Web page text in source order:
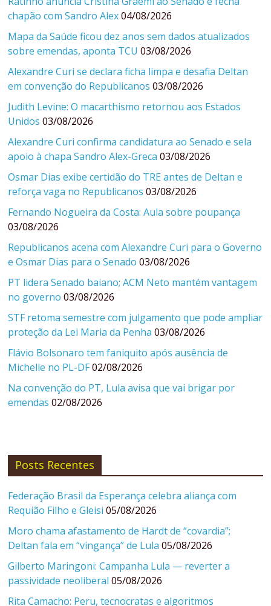
chapão com Sandro Alex 04/08/2026
Mapa da Saúde ficou dez anos sem dados atualizados
sobre emendas, aponta TCU 03/08/2026
Alexandre Curi se declara ficha limpa e desafia Deltan
em convenção do Republicanos 03/08/2026
Judith Levine: O macarthismo retornou aos Estados
Unidos 03/08/2026
Alexandre Curi confirma candidatura ao Senado e sela
apoio à chapa Sandro Alex-Greca 03/08/2026
Osmar Dias exibe certidão do TRE antes de Deltan e
reforça vaga no Republicanos 03/08/2026
Fernando Nogueira da Costa: Aula sobre poupança
03/08/2026
Republicanos acena com Alexandre Curi para o Governo
e Osmar Dias para o Senado 03/08/2026
PT lidera Senado baiano; ACM Neto mantém vantagem
no governo 03/08/2026
STF retoma semestre com julgamento que pode ampliar
proteção da Lei Maria da Penha 03/08/2026
Flávio Bolsonaro tem faniquito após ausência de
Michelle no PL-DF02/08/2026
Na convenção do PT, Lula avisa que vai brigar por
emendas 02/08/2026
Posts Recentes
Federação Brasil da Esperança celebra aliança com
Requião Filho e Gleisi 05/08/2026
Moro chama afastamento de Hardt de “covardia”;
Deltan fala em “vingança” de Lula 05/08/2026
Gilberto Maringoni: Campanha Lula — reverter a
passividade neoliberal 05/08/2026
Rita Camacho: Peru, tecnocratas e algoritmos